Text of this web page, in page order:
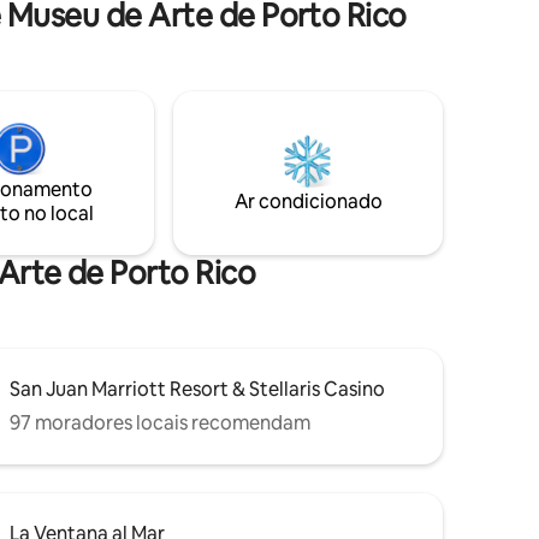
de
de
de
panorama local de arte e vida noturna de
San Juan. A propriedade está equipada
de Arte de Porto Rico
no local
Ar condicionado
de Porto Rico
San Juan Marriott Resort & Stellaris Casino
97 moradores locais recomendam
La Ventana al Mar